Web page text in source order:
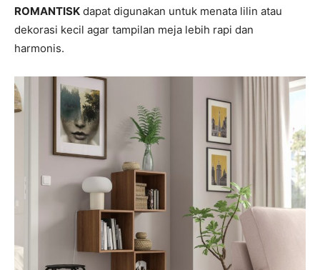
ROMANTISK dapat digunakan untuk menata lilin atau
dekorasi kecil agar tampilan meja lebih rapi dan
harmonis.